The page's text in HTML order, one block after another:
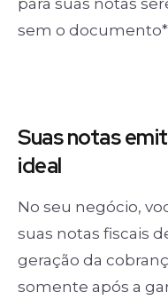
para suas notas
sem o
Suas notas
ideal
No seu negócio,
suas notas fiscais
geração da
somente após a